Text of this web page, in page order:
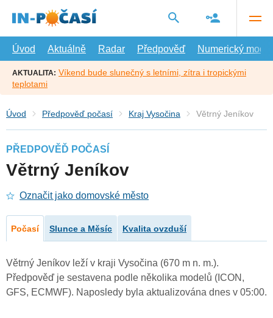
hlavní
Úvod
Aktuálně Radar Předpověď Numerický model
AKTUALITA: Víkend bude slunečný s letními, zítra i tropickými
teplotami
Úvod Předpověď počasí Kraj Vysočina Větrný Jeníkov
PŘEDPOVĚĎ POČASÍ
Větrný Jeníkov
Označit jako domovské město
Počasí Slunce a Měsíc Kvalita ovzduší
Větrný Jeníkov leží v kraji Vysočina (670 m n. m.).
Předpověď je sestavena podle několika modelů (ICON,
GFS, ECMWF). Naposledy byla aktualizována dnes v 05:00.